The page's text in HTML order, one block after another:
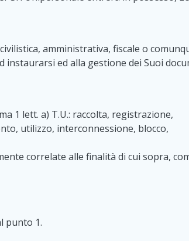
amministrativa, fiscale o
ed alla gestione dei Suoi
1 lett. a) T.U.: raccolta, registrazione,
utilizzo, interconnessione, blocco,
correlate alle finalità di cui sopra,
punto 1.